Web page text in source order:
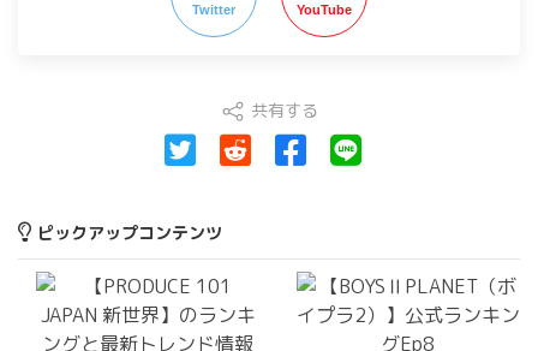
Twitter YouTube
共有する
ピックアップコンテンツ